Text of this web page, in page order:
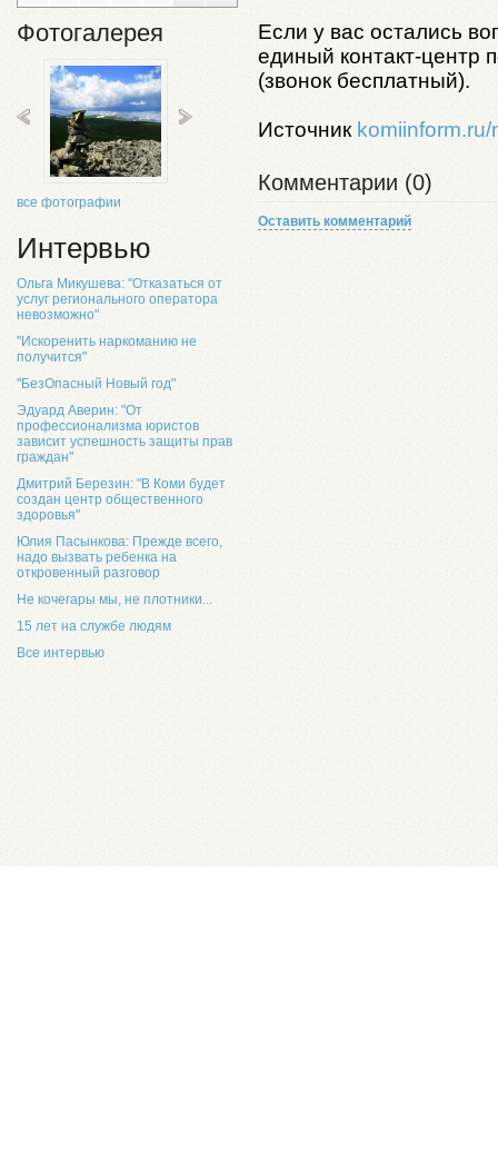
Фотогалерея
все фотографии
Интервью
Ольга Микушева: "Отказаться от
услуг регионального оператора
невозможно"
"Искоренить наркоманию не
получится"
"БезОпасный Новый год"
Эдуард Аверин: "От
профессионализма юристов
зависит успешность защиты прав
граждан"
Дмитрий Березин: "В Коми будет
создан центр общественного
здоровья"
Юлия Пасынкова: Прежде всего,
надо вызвать ребенка на
откровенный разговор
Не кочегары мы, не плотники...
15 лет на службе людям
Все интервью
Если у вас остались
единый контакт-центр
(звонок бесплатный).
Источник
Комментарии (0)
Оставить комментарий